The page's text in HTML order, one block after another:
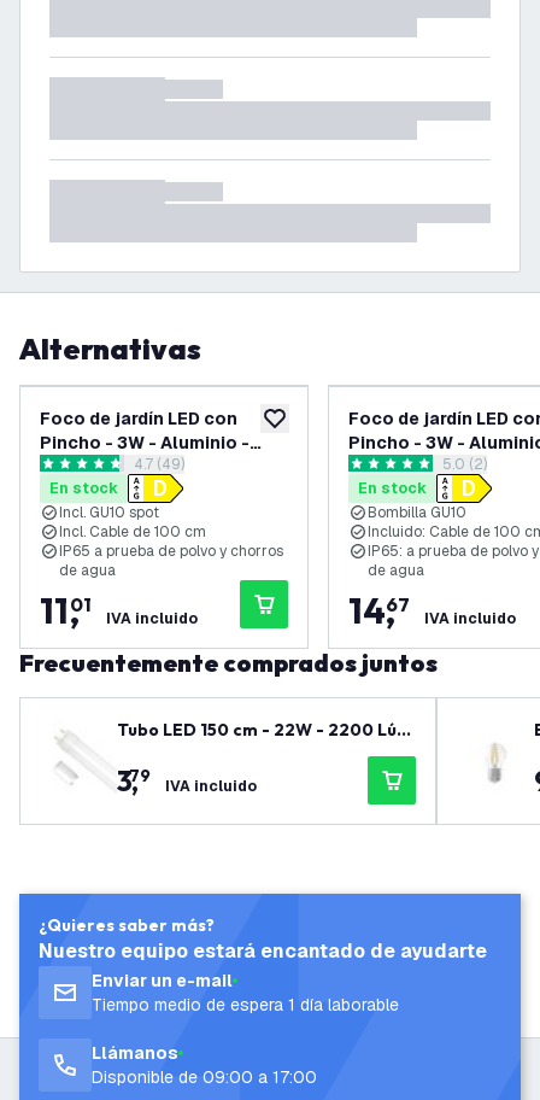
Alternativas
añadir a lista de deseos
Foco de jardín LED con
Pincho - 3W - Aluminio -
Negro - 2700K - IP65 - Cable
de 1 metro
abrir el panel de reseñas
4.7 estrellas de puntuación
4.7 (49)
En stock
Incl. GU10 spot
Incl. Cable de 100 cm
IP65 a prueba de polvo y chorros
de agua
11,
01
IVA incluido
Foco de jardín LED
Pincho - 3W -
Negro - 2700K - IP65
de 1 metro
abrir el
5 estrellas de puntuación
5.0 (2)
En stock
Bombilla GU10
Incluido: Cable de 100
IP65: a prueba de polvo
de agua
14,
67
IVA incluido
Frecuentemente comprados juntos
Tubo LED 150 cm - 22W - 2200 Lúm
enes - 6500K - 3 años de garantía
3,
79 IVA incluido
¿Quieres saber más?
Nuestro equipo estará encantado de ayudarte
Enviar un e-mail
Tiempo medio de espera 1 día laborable
Llámanos
Disponible de 09:00 a 17:00